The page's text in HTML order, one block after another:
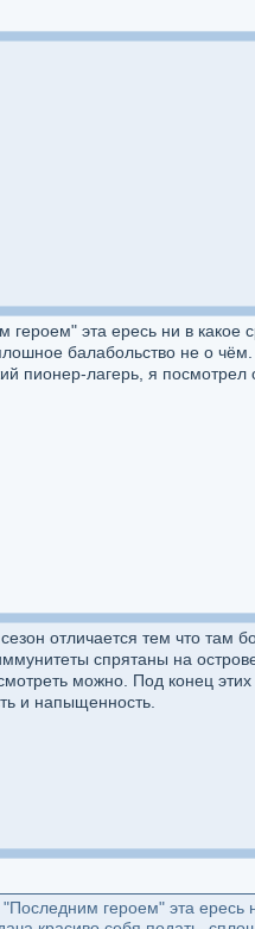
эта ересь ни в
балабольство не о
пионер-лагерь, я
отличается тем что
спрятаны на
можно. Под конец
и напыщенность.
героем" эта